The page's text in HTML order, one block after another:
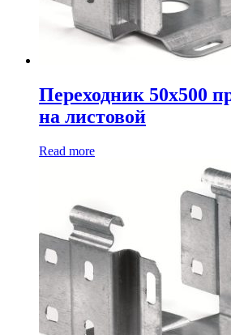
Переходник 50х500
на листовой
Read more